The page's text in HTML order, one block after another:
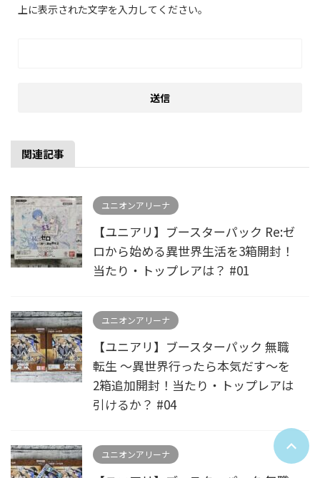
上に表示された文字を入力してください。
関連記事
ユニオンアリーナ
【ユニアリ】ブースターパック Re:ゼ
ロから始める異世界生活を3箱開封！
当たり・トップレアは？ #01
ユニオンアリーナ
【ユニアリ】ブースターパック 無職
転生 ～異世界行ったら本気だす～を
2箱追加開封！当たり・トップレアは
引けるか？ #04
ユニオンアリーナ